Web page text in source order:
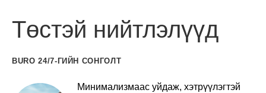
Төстэй нийтлэлүүд
BURO 24/7-ГИЙН СОНГОЛТ
Минимализмаас уйдаж, хэтрүүлэгтэй